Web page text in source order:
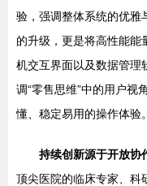
验，强调整体系统的优雅
的升级，更是将高性能能
机交互界面以及数据管理
调“零售思维”中的用户视
懂、稳定易用的操作体验。
持续创新源于开放协
顶尖医院的临床专家、科